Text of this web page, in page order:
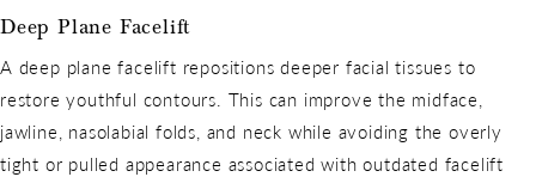
Deep Plane Facelift
A deep plane facelift repositions deeper facial tissues to
restore youthful contours. This can improve the midface,
jawline, nasolabial folds, and neck while avoiding the overly
tight or pulled appearance associated with outdated facelift